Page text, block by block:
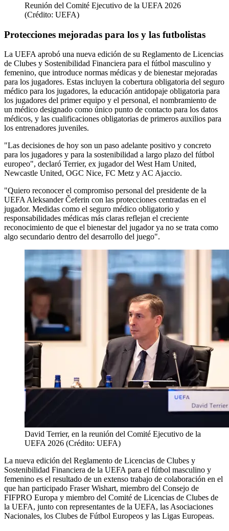
Reunión del Comité Ejecutivo de la UEFA 2026
(Crédito: UEFA)
Protecciones mejoradas para los y las futbolistas
La UEFA aprobó una nueva edición de su Reglamento de Licencias
de Clubes y Sostenibilidad Financiera para el fútbol masculino y
femenino, que introduce normas médicas y de bienestar mejoradas
para los jugadores. Estas incluyen la cobertura obligatoria del seguro
médico para los jugadores, la educación antidopaje obligatoria para
los jugadores del primer equipo y el personal, el nombramiento de
un médico designado como único punto de contacto para los datos
médicos, y las cualificaciones obligatorias de primeros auxilios para
los entrenadores juveniles.
"Las decisiones de hoy son un paso adelante positivo y concreto
para los jugadores y para la sostenibilidad a largo plazo del fútbol
europeo", declaró Terrier, ex jugador del West Ham United,
Newcastle United, OGC Nice, FC Metz y AC Ajaccio.
"Quiero reconocer el compromiso personal del presidente de la
UEFA Aleksander Čeferin con las protecciones centradas en el
jugador. Medidas como el seguro médico obligatorio y
responsabilidades médicas más claras reflejan el creciente
reconocimiento de que el bienestar del jugador ya no se trata como
algo secundario dentro del desarrollo del juego".
David Terrier, en la reunión del Comité Ejecutivo de la
UEFA 2026 (Crédito: UEFA)
La nueva edición del Reglamento de Licencias de Clubes y
Sostenibilidad Financiera de la UEFA para el fútbol masculino y
femenino es el resultado de un extenso trabajo de colaboración en el
que han participado Fraser Wishart, miembro del Consejo de
FIFPRO Europa y miembro del Comité de Licencias de Clubes de
la UEFA, junto con representantes de la UEFA, las Asociaciones
Nacionales, los Clubes de Fútbol Europeos y las Ligas Europeas.